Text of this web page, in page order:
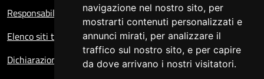
navigazione nel nostro sito, per
mostrarti contenuti personalizzati e
annunci mirati, per analizzare il
traffico sul nostro sito, e per capire
da dove arrivano i nostri visitatori.
Responsabile del sito
Elenco siti tematici
Dichiarazione di accessibilità